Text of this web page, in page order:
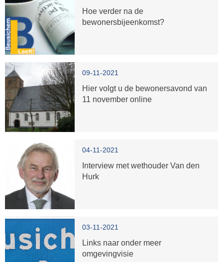
Hoe verder na de
bewonersbijeenkomst?
09-11-2021
Hier volgt u de bewonersavond van
11 november online
04-11-2021
Interview met wethouder Van den
Hurk
03-11-2021
Links naar onder meer
omgevingvisie